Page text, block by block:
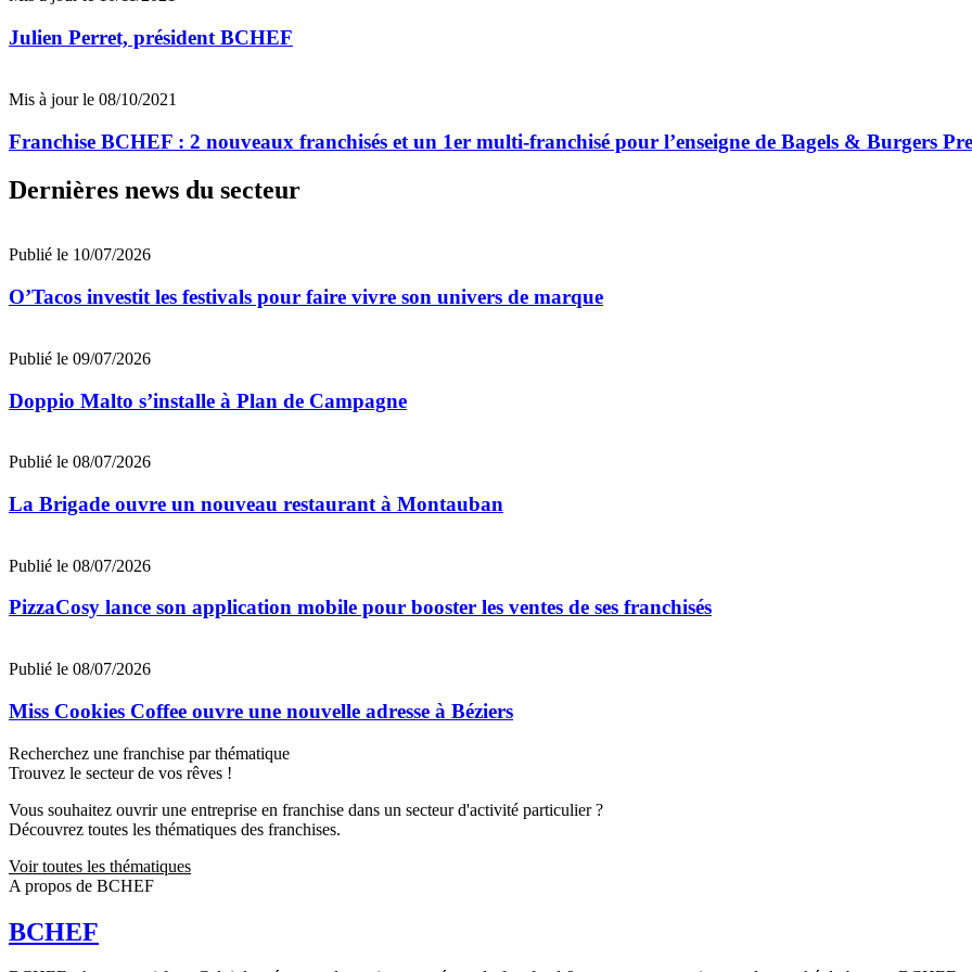
Julien Perret, président BCHEF
Mis à jour le 08/10/2021
Franchise BCHEF : 2 nouveaux franchisés et un 1er multi-franchisé pour l’enseigne de Bagels & Burgers
Dernières news du secteur
Publié le 10/07/2026
O’Tacos investit les festivals pour faire vivre son univers de marque
Publié le 09/07/2026
Doppio Malto s’installe à Plan de Campagne
Publié le 08/07/2026
La Brigade ouvre un nouveau restaurant à Montauban
Publié le 08/07/2026
PizzaCosy lance son application mobile pour booster les ventes de ses franchisés
Publié le 08/07/2026
Miss Cookies Coffee ouvre une nouvelle adresse à Béziers
Recherchez une franchise par thématique
Trouvez le secteur de vos rêves !
Vous souhaitez ouvrir une entreprise en franchise dans un secteur d'activité particulier ?
Découvrez toutes les thématiques des franchises.
Voir toutes les thématiques
A propos de BCHEF
BCHEF